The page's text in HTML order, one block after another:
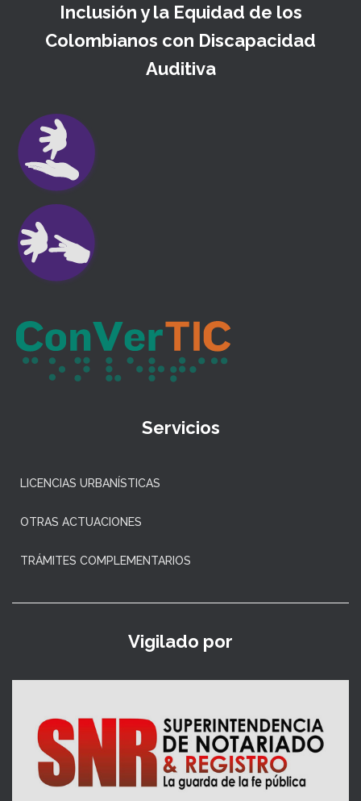
Inclusión y la Equidad de los
Colombianos con Discapacidad
Auditiva
Servicios
LICENCIAS URBANÍSTICAS
OTRAS ACTUACIONES
TRÁMITES COMPLEMENTARIOS
Vigilado por